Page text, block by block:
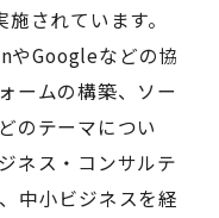
されています。
やGoogleなどの協
ームの構築、ソー
のテーマについ
ネス・コンサルテ
中小ビジネスを経